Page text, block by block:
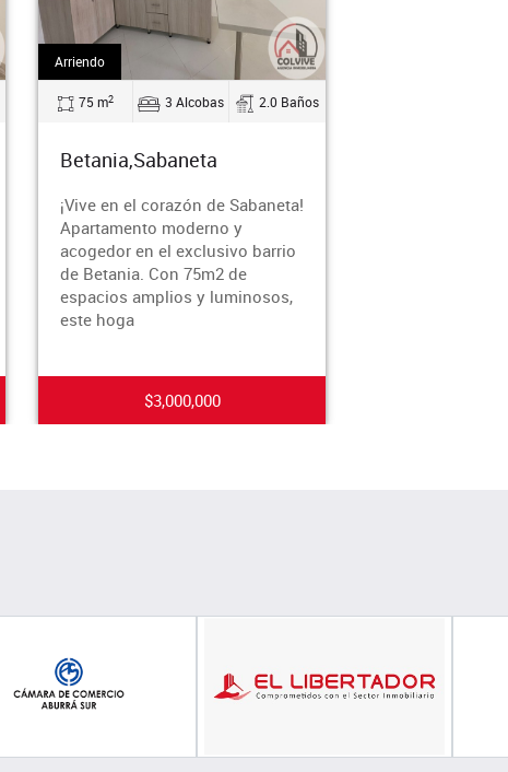
Arriendo
75 m2 3 Alcobas 2.0 Baños
Betania,Sabaneta
¡Vive en el corazón de Sabaneta!
Apartamento moderno y
acogedor en el exclusivo barrio
de Betania. Con 75m2 de
espacios amplios y luminosos,
este hoga
$3,000,000